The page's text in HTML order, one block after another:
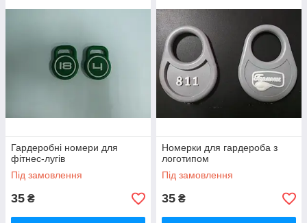
Гардеробні номери для
фітнес-лугів
Під замовлення
35 ₴
Номерки для гардероба з
логотипом
Під замовлення
35 ₴